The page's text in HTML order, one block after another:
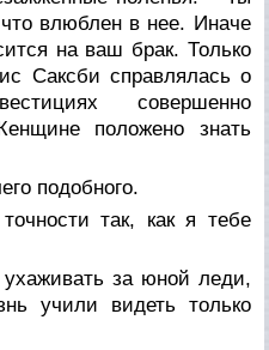
влюблен в нее. Иначе
на ваш брак. Только
Саксби справлялась о
совершенно
положено знать
подобного.
так, как я тебе
за юной леди,
учили видеть только